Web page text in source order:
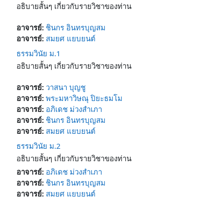
อธิบายสั้นๆ เกี่ยวกับรายวิชาของท่าน
อาจารย์: ชินกร อินทรบุญสม
อาจารย์: สมยศ แยบยนต์
ธรรมวินัย ม.1
อธิบายสั้นๆ เกี่ยวกับรายวิชาของท่าน
อาจารย์: วาสนา บุญชู
อาจารย์: พระมหาวิษณุ ปิยะธมโม
อาจารย์: อภิเดช ม่วงสำเภา
อาจารย์: ชินกร อินทรบุญสม
อาจารย์: สมยศ แยบยนต์
ธรรมวินัย ม.2
อธิบายสั้นๆ เกี่ยวกับรายวิชาของท่าน
อาจารย์: อภิเดช ม่วงสำเภา
อาจารย์: ชินกร อินทรบุญสม
อาจารย์: สมยศ แยบยนต์